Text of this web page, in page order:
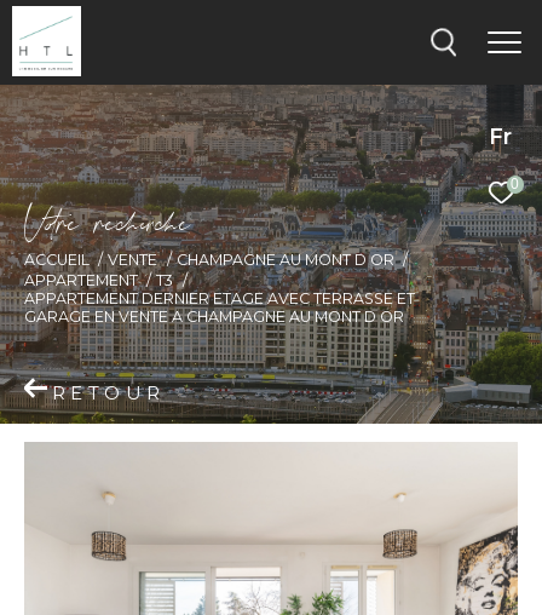
Fr
0
Vore recece
ACCUEIL VENTE
CHAMPAGNE AU MONT D OR
APPARTEMENT
T3
APPARTEMENT DERNIER ETAGE AVEC TERRASSE ET
GARAGE EN VENTE A CHAMPAGNE AU MONT D OR
RETOUR